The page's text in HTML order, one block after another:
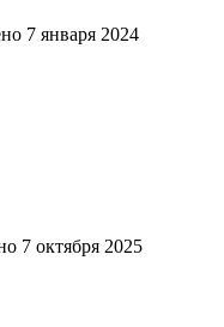
7 января 2024
7 октября 2025